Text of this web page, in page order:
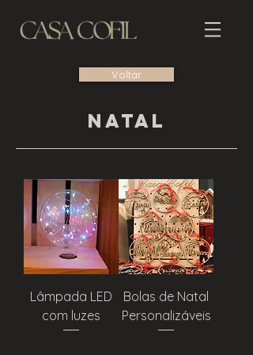
Voltar
natal
Lâmpada LED
com luzes
Bolas de Natal
Personalizáveis